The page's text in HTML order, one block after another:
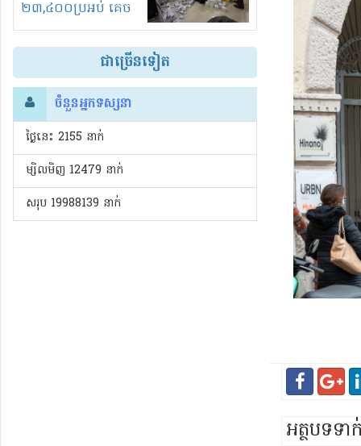
២៣,៤០០ប្រអប់ គេច
ពន្ធនិងអត់ច្បាប់នាំ
ចូល!?
ជាច្រើនទៀត
ចំនួនអ្នកទស្សនា
ថ្ងៃនេះ​ 2155 នាក់
ម្សិលមិញ 12479 នាក់
សរុប 19988139 នាក់
អត្ថបទទ